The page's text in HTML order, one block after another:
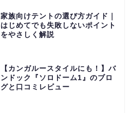
家族向けテントの選び方ガイド｜
はじめてでも失敗しないポイント
をやさしく解説
【カンガルースタイルにも！】バ
ンドック『ソロドーム1』のブロ
グと口コミレビュー